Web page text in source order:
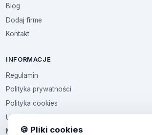
Blog
Dodaj firme
Kontakt
INFORMACJE
Regulamin
Polityka prywatności
Polityka cookies
Ustawienia cookies
Multikod🍪 Pliki cookies